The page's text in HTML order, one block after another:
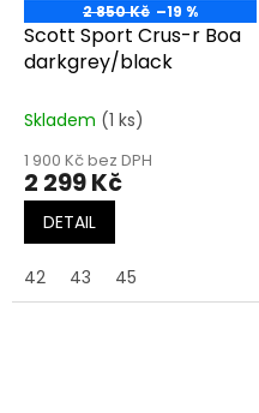
2 850 Kč –19 %
Scott Sport Crus-r Boa
darkgrey/black
Skladem (1 ks)
1 900 Kč bez DPH
2 299 Kč
DETAIL
42 43 45